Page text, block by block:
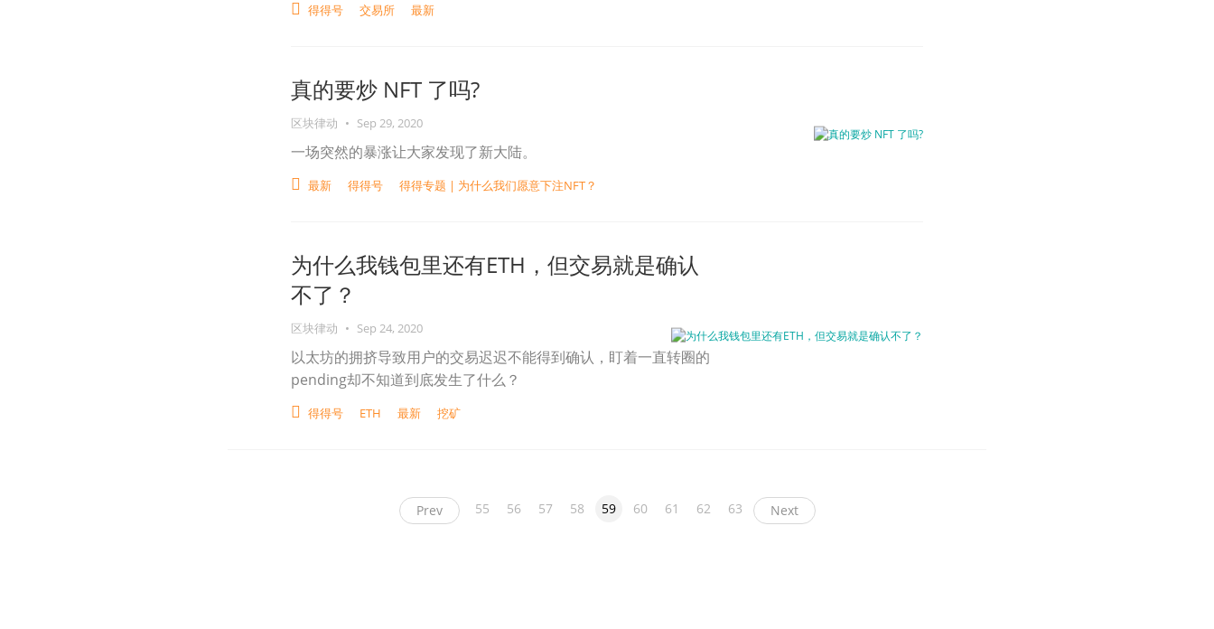
得得号 交易所 最新
真的要炒 NFT 了吗?
区块律动 • Sep 29, 2020
一场突然的暴涨让大家发现了新大陆。
最新 得得号 得得专题 | 为什么我们愿意下注NFT？
为什么我钱包里还有ETH，但交易就是确认
不了？
区块律动 • Sep 24, 2020
以太坊的拥挤导致用户的交易迟迟不能得到确认，盯着一直转圈的
pending却不知道到底发生了什么？
得得号 ETH 最新 挖矿
Prev 55 56 57 58 59 60 61 62 63 Next